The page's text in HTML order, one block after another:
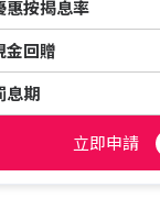
惠按揭息率
金回贈
息期
立即申請